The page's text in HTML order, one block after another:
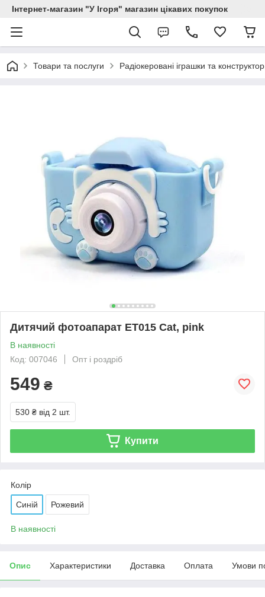
Інтернет-магазин "У Ігоря" магазин цікавих покупок
Товари та послуги Радіокеровані іграшки та
Дитячий фотоапарат ET015 Cat, pink
В наявності
Код: 007046
Опт і роздріб
549 ₴
530 ₴ від 2 шт.
Купити
Колір
Синій Рожевий
В наявності
Опис Характеристики Доставка Оплата Умови